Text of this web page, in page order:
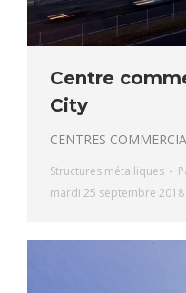
Centre
City
CENTRES
Structures métalliques
mardi 25 septembre 2018